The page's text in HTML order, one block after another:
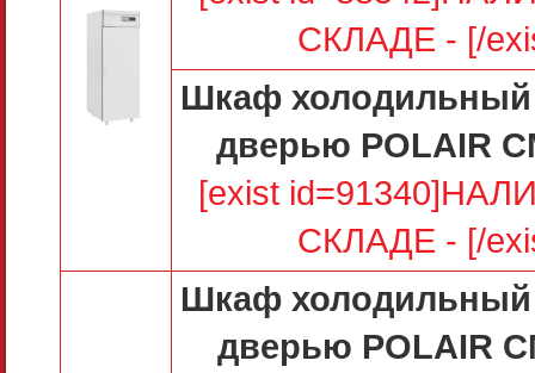
СКЛАДЕ - [/
Шкаф холодильный
дверью POLAIR
[exist
СКЛАДЕ - [/
Шкаф холодильный
дверью POLAIR